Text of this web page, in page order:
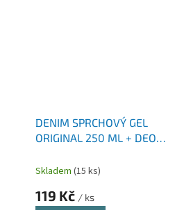
DENIM SPRCHOVÝ GEL
ORIGINAL 250 ML + DEO
Skladem (15 ks)
119 Kč / ks